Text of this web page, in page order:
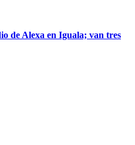
de Alexa en Iguala; van tres